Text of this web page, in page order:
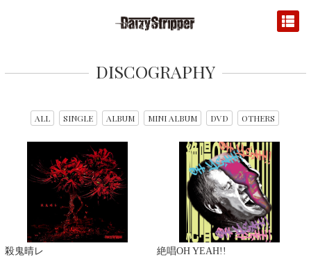
DISCOGRAPHY
ALL SINGLE ALBUM MINI ALBUM DVD OTHERS
殺鬼晴レ 絶唱OH YEAH!!